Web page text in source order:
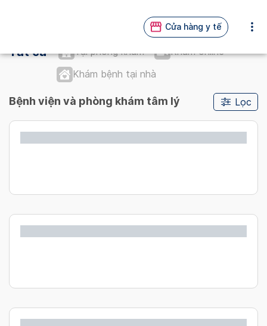
Cửa hàng y tế
Tất cả Tại phòng khám
Khám online
Khám bệnh tại nhà
Lọc
Bệnh viện và phòng khám tâm lý